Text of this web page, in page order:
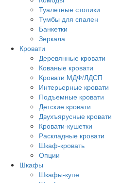
Туалетные столики
Тумбы для спален
Банкетки
Зеркала
Кровати
Деревянные кровати
Кованые кровати
Кровати МДФ/ЛДСП
Интерьерные кровати
Подъемные кровати
Детские кровати
Двухъярусные кровати
Кровати-кушетки
Раскладные кровати
Шкаф-кровать
Опции
Шкафы
Шкафы-купе